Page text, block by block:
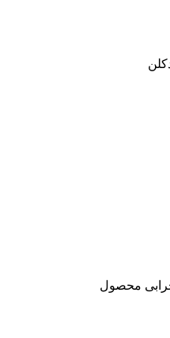
محصول